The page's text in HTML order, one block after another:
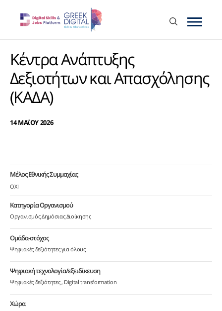
Κέντρα Ανάπτυξης
Δεξιοτήτων και Απασχόλησης
(ΚΑΔΑ)
14 ΜΑΐΟΥ 2026
Μέλος Εθνικής Συμμαχίας
ΟΧΙ
Κατηγορία Οργανισμού
Οργανισμός Δημόσιας Διοίκησης
Ομάδα-στόχος
Ψηφιακές δεξιότητες για όλους
Ψηφιακή τεχνολογία/εξειδίκευση
Ψηφιακές δεξιότητες Digital transformation
Χώρα